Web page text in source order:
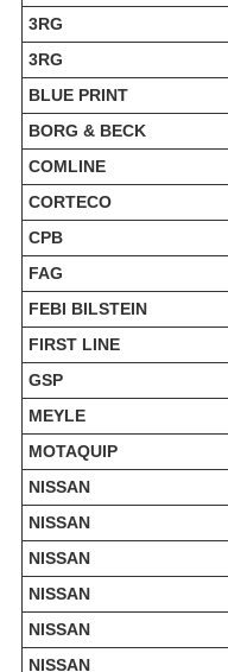
3RG
3RG
BLUE PRINT
BORG & BECK
COMLINE
CORTECO
CPB
FAG
FEBI BILSTEIN
FIRST LINE
GSP
MEYLE
MOTAQUIP
NISSAN
NISSAN
NISSAN
NISSAN
NISSAN
NISSAN